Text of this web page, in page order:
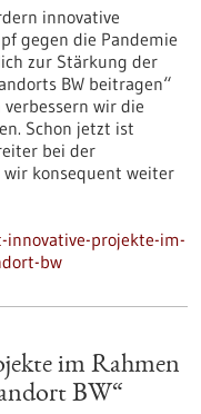
innovative
gegen die Pandemie
zur Stärkung der
BW beitragen“
wir die
Schon jetzt ist
bei der
wir konsequent weiter
projekte-im-
bw
im Rahmen
BW“